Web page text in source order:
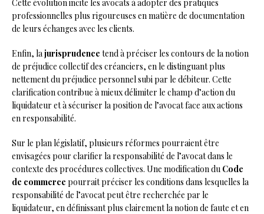
Cette évolution incite les avocats à adopter des pratiques
professionnelles plus rigoureuses en matière de documentation
de leurs échanges avec les clients.
Enfin, la jurisprudence tend à préciser les contours de la notion
de préjudice collectif des créanciers, en le distinguant plus
nettement du préjudice personnel subi par le débiteur. Cette
clarification contribue à mieux délimiter le champ d’action du
liquidateur et à sécuriser la position de l’avocat face aux actions
en responsabilité.
Sur le plan législatif, plusieurs réformes pourraient être
envisagées pour clarifier la responsabilité de l’avocat dans le
contexte des procédures collectives. Une modification du Code
de commerce pourrait préciser les conditions dans lesquelles la
responsabilité de l’avocat peut être recherchée par le
liquidateur, en définissant plus clairement la notion de faute et en